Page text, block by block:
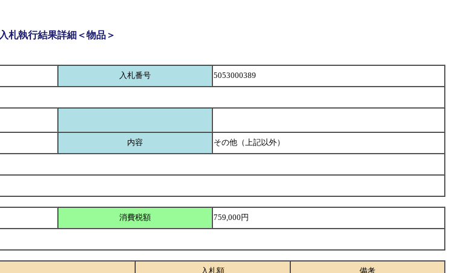
入札執行結果詳細＜物品＞
入札番号 5053000389
内容 その他（上記以外）
消費税額 759,000円
入札額 備考